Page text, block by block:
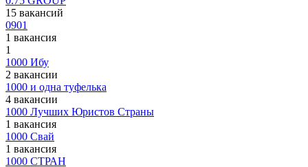
15 вакансий
0901
1 вакансия
1
1000 Ибу
2 вакансии
1000 и одна туфелька
4 вакансии
1000 Лучших Юристов Страны
1 вакансия
1000 Свай
1 вакансия
1000 СТРАН